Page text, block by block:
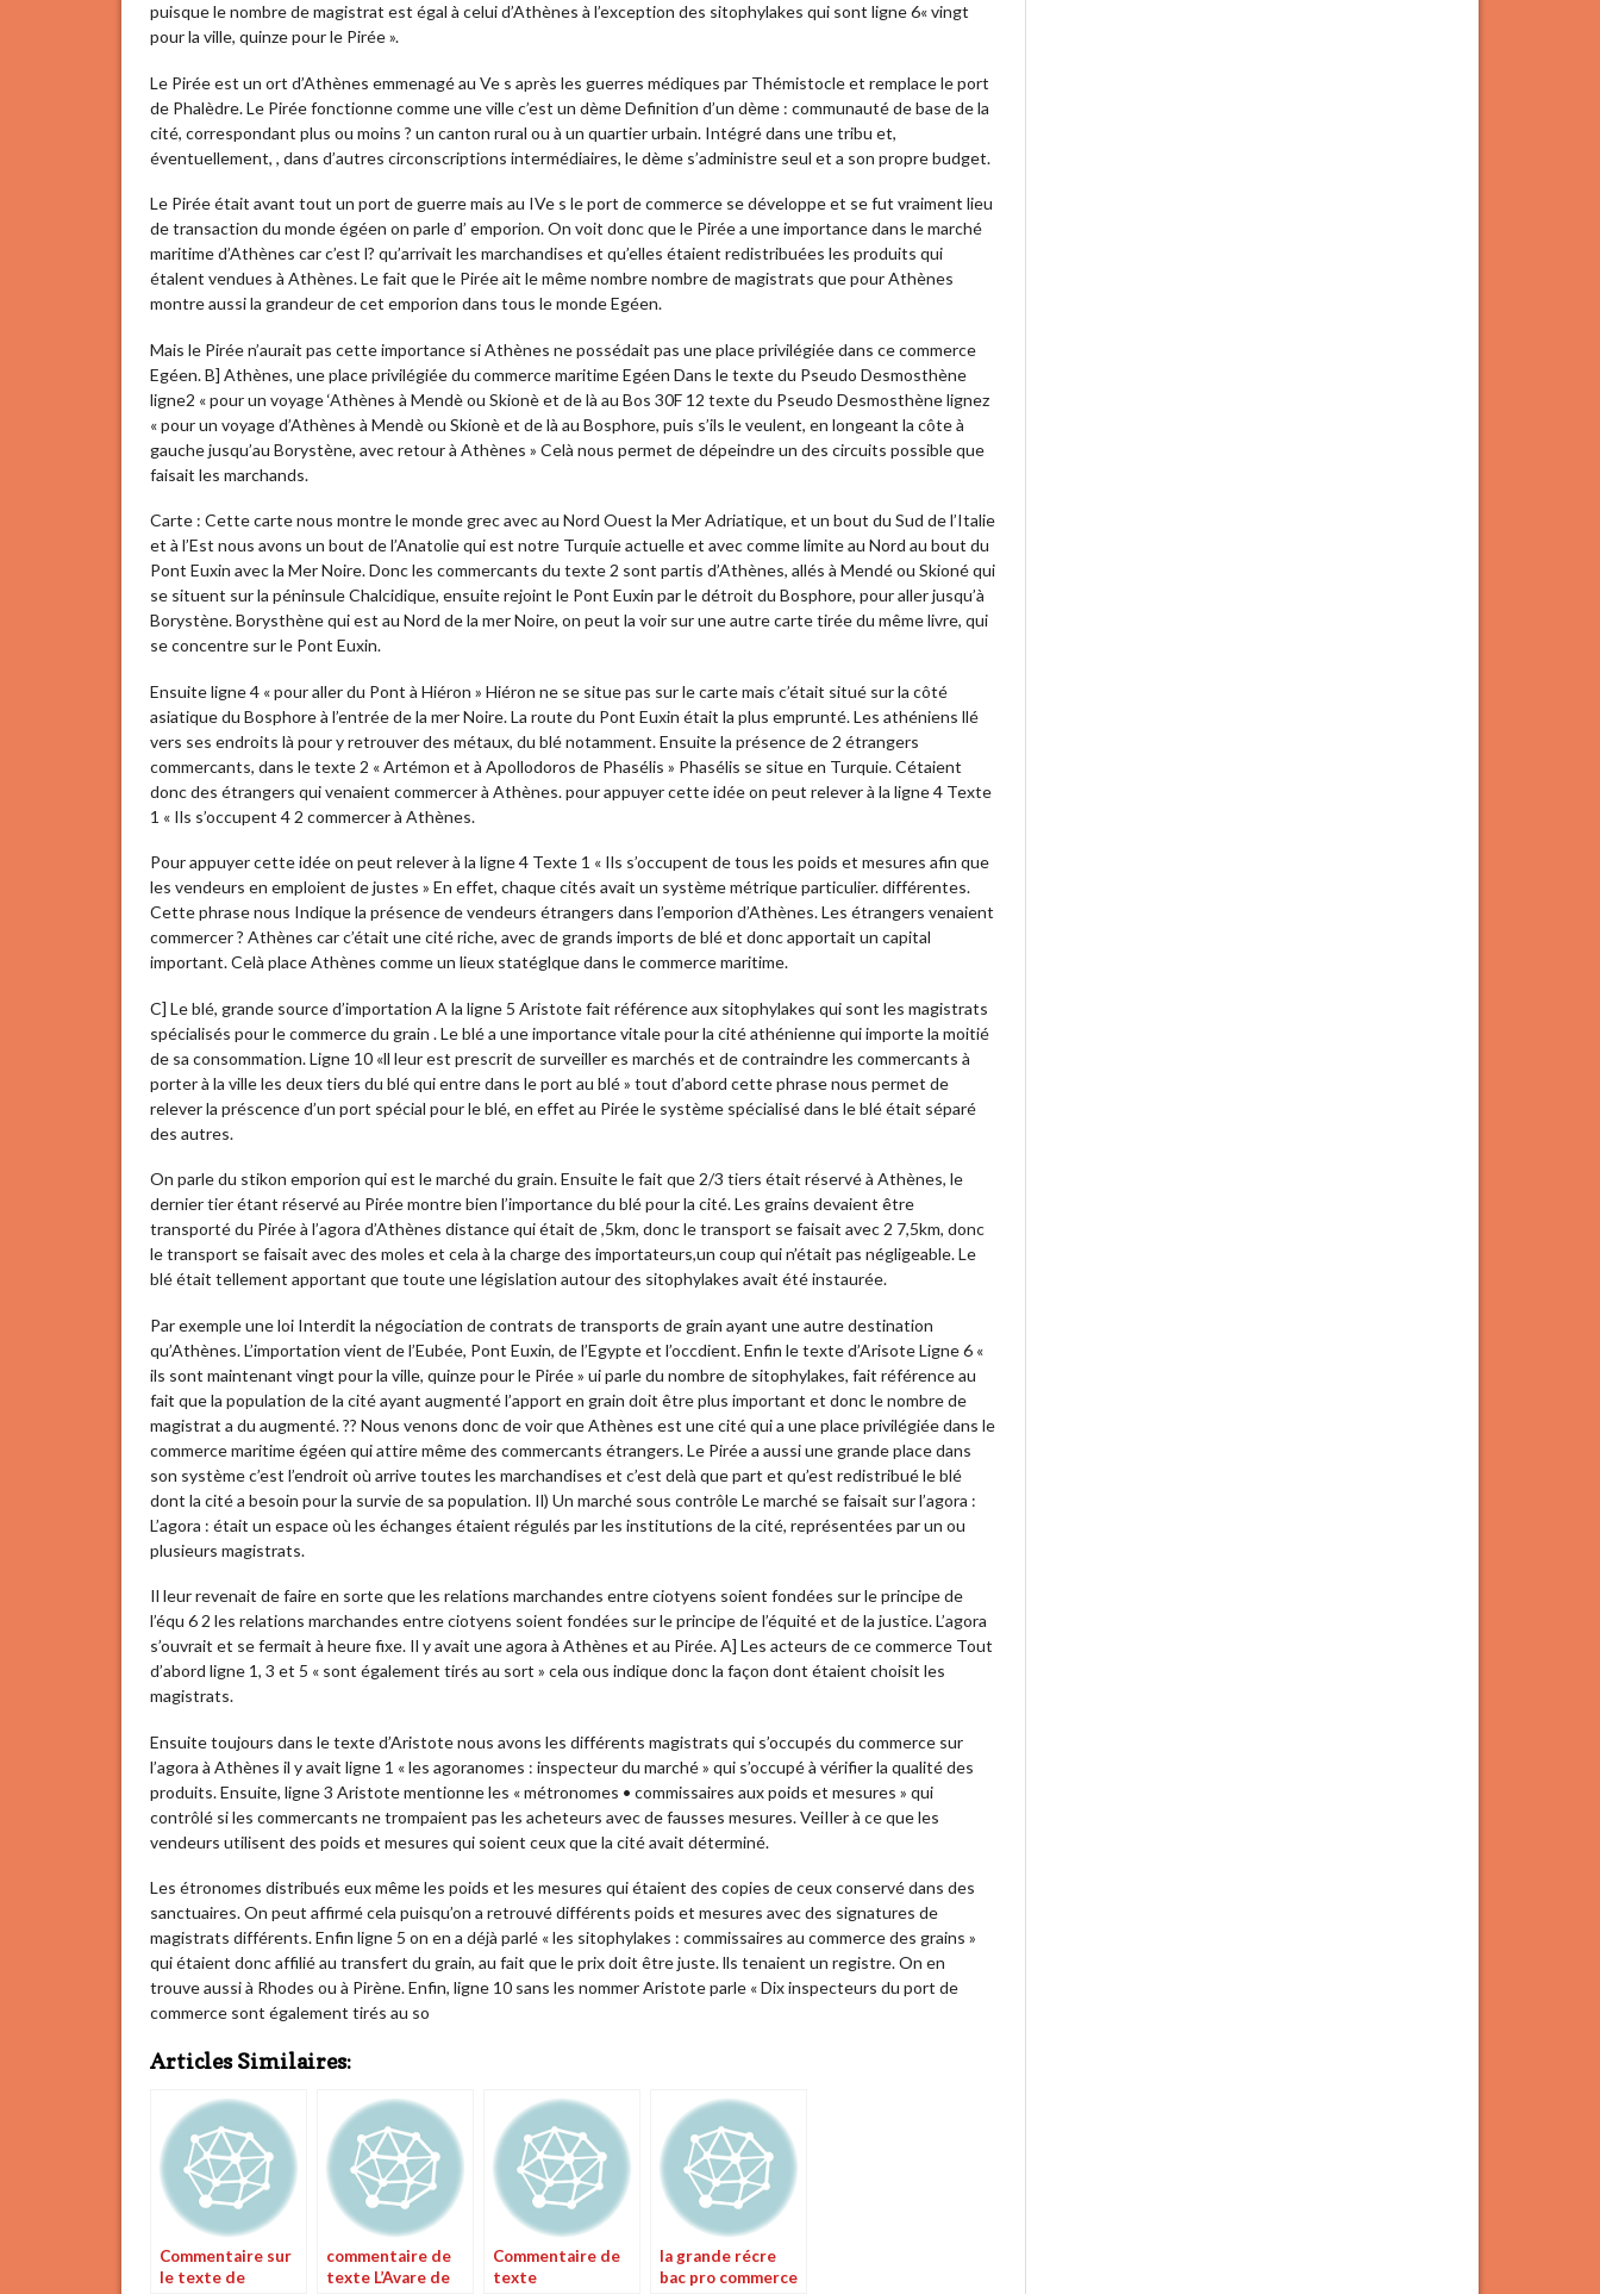
puisque le nombre de magistrat est égal à celui d’Athènes à l’exception des sitophylakes qui sont ligne 6« vingt
pour la ville, quinze pour le Pirée ».
Le Pirée est un ort d’Athènes emmenagé au Ve s après les guerres médiques par Thémistocle et remplace le port
de Phalèdre. Le Pirée fonctionne comme une ville c’est un dème Definition d’un dème : communauté de base de la
cité, correspondant plus ou moins ? un canton rural ou à un quartier urbain. Intégré dans une tribu et,
éventuellement, , dans d’autres circonscriptions intermédiaires, le dème s’administre seul et a son propre budget.
Le Pirée était avant tout un port de guerre mais au IVe s le port de commerce se développe et se fut vraiment lieu
de transaction du monde égéen on parle d’ emporion. On voit donc que le Pirée a une importance dans le marché
maritime d’Athènes car c’est l? qu’arrivait les marchandises et qu’elles étaient redistribuées les produits qui
étalent vendues à Athènes. Le fait que le Pirée ait le même nombre nombre de magistrats que pour Athènes
montre aussi la grandeur de cet emporion dans tous le monde Egéen.
Mais le Pirée n’aurait pas cette importance si Athènes ne possédait pas une place privilégiée dans ce commerce
Egéen. B] Athènes, une place privilégiée du commerce maritime Egéen Dans le texte du Pseudo Desmosthène
ligne2 « pour un voyage ‘Athènes à Mendè ou Skionè et de là au Bos 30F 12 texte du Pseudo Desmosthène lignez
« pour un voyage d’Athènes à Mendè ou Skionè et de là au Bosphore, puis s’ils le veulent, en longeant la côte à
gauche jusqu’au Borystène, avec retour à Athènes » Celà nous permet de dépeindre un des circuits possible que
faisait les marchands.
Carte : Cette carte nous montre le monde grec avec au Nord Ouest la Mer Adriatique, et un bout du Sud de l’Italie
et à l’Est nous avons un bout de l’Anatolie qui est notre Turquie actuelle et avec comme limite au Nord au bout du
Pont Euxin avec la Mer Noire. Donc les commercants du texte 2 sont partis d’Athènes, allés à Mendé ou Skioné qui
se situent sur la péninsule Chalcidique, ensuite rejoint le Pont Euxin par le détroit du Bosphore, pour aller jusqu’à
Borystène. Borysthène qui est au Nord de la mer Noire, on peut la voir sur une autre carte tirée du même livre, qui
se concentre sur le Pont Euxin.
Ensuite ligne 4 « pour aller du Pont à Hiéron » Hiéron ne se situe pas sur le carte mais c’était situé sur la côté
asiatique du Bosphore à l’entrée de la mer Noire. La route du Pont Euxin était la plus emprunté. Les athéniens llé
vers ses endroits là pour y retrouver des métaux, du blé notamment. Ensuite la présence de 2 étrangers
commercants, dans le texte 2 « Artémon et à Apollodoros de Phasélis » Phasélis se situe en Turquie. Cétaient
donc des étrangers qui venaient commercer à Athènes. pour appuyer cette idée on peut relever à la ligne 4 Texte
1 « Ils s’occupent 4 2 commercer à Athènes.
Pour appuyer cette idée on peut relever à la ligne 4 Texte 1 « Ils s’occupent de tous les poids et mesures afin que
les vendeurs en emploient de justes » En effet, chaque cités avait un système métrique particulier. différentes.
Cette phrase nous Indique la présence de vendeurs étrangers dans l’emporion d’Athènes. Les étrangers venaient
commercer ? Athènes car c’était une cité riche, avec de grands imports de blé et donc apportait un capital
important. Celà place Athènes comme un lieux statéglque dans le commerce maritime.
C] Le blé, grande source d’importation A la ligne 5 Aristote fait référence aux sitophylakes qui sont les magistrats
spécialisés pour le commerce du grain . Le blé a une importance vitale pour la cité athénienne qui importe la moitié
de sa consommation. Ligne 10 «ll leur est prescrit de surveiller es marchés et de contraindre les commercants à
porter à la ville les deux tiers du blé qui entre dans le port au blé » tout d’abord cette phrase nous permet de
relever la préscence d’un port spécial pour le blé, en effet au Pirée le système spécialisé dans le blé était séparé
des autres.
On parle du stikon emporion qui est le marché du grain. Ensuite le fait que 2/3 tiers était réservé à Athènes, le
dernier tier étant réservé au Pirée montre bien l’importance du blé pour la cité. Les grains devaient être
transporté du Pirée à l’agora d’Athènes distance qui était de ,5km, donc le transport se faisait avec 2 7,5km, donc
le transport se faisait avec des moles et cela à la charge des importateurs,un coup qui n’était pas négligeable. Le
blé était tellement apportant que toute une législation autour des sitophylakes avait été instaurée.
Par exemple une loi Interdit la négociation de contrats de transports de grain ayant une autre destination
qu’Athènes. L’importation vient de l’Eubée, Pont Euxin, de l’Egypte et l’occdient. Enfin le texte d’Arisote Ligne 6 «
ils sont maintenant vingt pour la ville, quinze pour le Pirée » ui parle du nombre de sitophylakes, fait référence au
fait que la population de la cité ayant augmenté l’apport en grain doit être plus important et donc le nombre de
magistrat a du augmenté. ?? Nous venons donc de voir que Athènes est une cité qui a une place privilégiée dans le
commerce maritime égéen qui attire même des commercants étrangers. Le Pirée a aussi une grande place dans
son système c’est l’endroit où arrive toutes les marchandises et c’est delà que part et qu’est redistribué le blé
dont la cité a besoin pour la survie de sa population. Il) Un marché sous contrôle Le marché se faisait sur l’agora :
L’agora : était un espace où les échanges étaient régulés par les institutions de la cité, représentées par un ou
plusieurs magistrats.
Il leur revenait de faire en sorte que les relations marchandes entre ciotyens soient fondées sur le principe de
l’équ 6 2 les relations marchandes entre ciotyens soient fondées sur le principe de l’équité et de la justice. L’agora
s’ouvrait et se fermait à heure fixe. Il y avait une agora à Athènes et au Pirée. A] Les acteurs de ce commerce Tout
d’abord ligne 1, 3 et 5 « sont également tirés au sort » cela ous indique donc la façon dont étaient choisit les
magistrats.
Ensuite toujours dans le texte d’Aristote nous avons les différents magistrats qui s’occupés du commerce sur
l’agora à Athènes il y avait ligne 1 « les agoranomes : inspecteur du marché » qui s’occupé à vérifier la qualité des
produits. Ensuite, ligne 3 Aristote mentionne les « métronomes • commissaires aux poids et mesures » qui
contrôlé si les commercants ne trompaient pas les acheteurs avec de fausses mesures. VeiIler à ce que les
vendeurs utilisent des poids et mesures qui soient ceux que la cité avait déterminé.
Les étronomes distribués eux même les poids et les mesures qui étaient des copies de ceux conservé dans des
sanctuaires. On peut affirmé cela puisqu’on a retrouvé différents poids et mesures avec des signatures de
magistrats différents. Enfin ligne 5 on en a déjà parlé « les sitophylakes : commissaires au commerce des grains »
qui étaient donc affilié au transfert du grain, au fait que le prix doit être juste. lls tenaient un registre. On en
trouve aussi à Rhodes ou à Pirène. Enfin, ligne 10 sans les nommer Aristote parle « Dix inspecteurs du port de
commerce sont également tirés au so
Articles Similaires:
Commentaire sur
le texte de
commentaire de
texte L’Avare de
Commentaire de
texte
la grande récre
bac pro commerce